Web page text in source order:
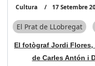
Cultura 17 Setembre
El Prat de LLobregat
El fotògraf Jordi Flores,
de Carles Antón i